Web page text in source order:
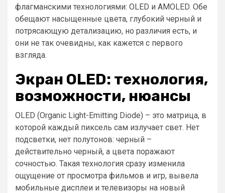
флагманскими технологиями: OLED и AMOLED. Обе
обещают насыщенные цвета, глубокий черный и
потрясающую детализацию, но различия есть, и
они не так очевидны, как кажется с первого
взгляда.
Экран OLED: технология,
возможности, нюансы
OLED (Organic Light-Emitting Diode) – это матрица, в
которой каждый пиксель сам излучает свет. Нет
подсветки, нет полутонов: черный –
действительно черный, а цвета поражают
сочностью. Такая технология сразу изменила
ощущение от просмотра фильмов и игр, вывела
мобильные дисплеи и телевизоры на новый